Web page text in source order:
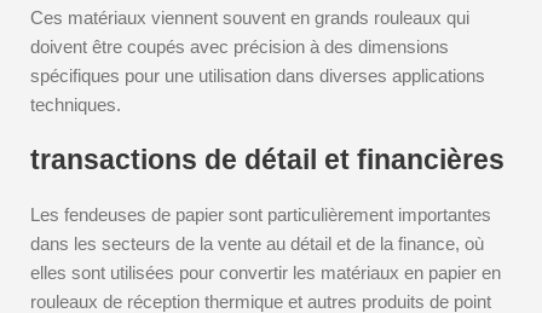
Ces matériaux viennent souvent en grands rouleaux qui
doivent être coupés avec précision à des dimensions
spécifiques pour une utilisation dans diverses applications
techniques.
transactions de détail et financières
Les fendeuses de papier sont particulièrement importantes
dans les secteurs de la vente au détail et de la finance, où
elles sont utilisées pour convertir les matériaux en papier en
rouleaux de réception thermique et autres produits de point